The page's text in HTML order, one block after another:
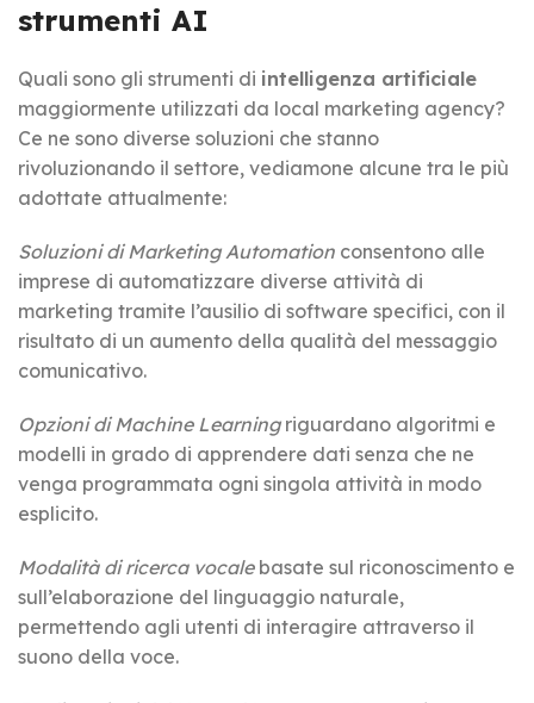
strumenti AI
Quali sono gli strumenti di intelligenza artificiale
maggiormente utilizzati da local marketing agency?
Ce ne sono diverse soluzioni che stanno
rivoluzionando il settore, vediamone alcune tra le più
adottate attualmente:
Soluzioni di Marketing Automation consentono alle
imprese di automatizzare diverse attività di
marketing tramite l’ausilio di software specifici, con il
risultato di un aumento della qualità del messaggio
comunicativo.
Opzioni di Machine Learningriguardano algoritmi e
modelli in grado di apprendere dati senza che ne
venga programmata ogni singola attività in modo
esplicito.
Modalità di ricerca vocalebasate sul riconoscimento e
sull’elaborazione del linguaggio naturale,
permettendo agli utenti di interagire attraverso il
suono della voce.